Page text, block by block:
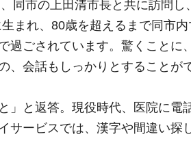
同市の上田清市長と共に訪問し
まれ、80歳を超えるまで同市
過ごされています。驚くことに
、会話もしっかりとすることが
」と返答。現役時代、医院に電
サービスでは、漢字や間違い探